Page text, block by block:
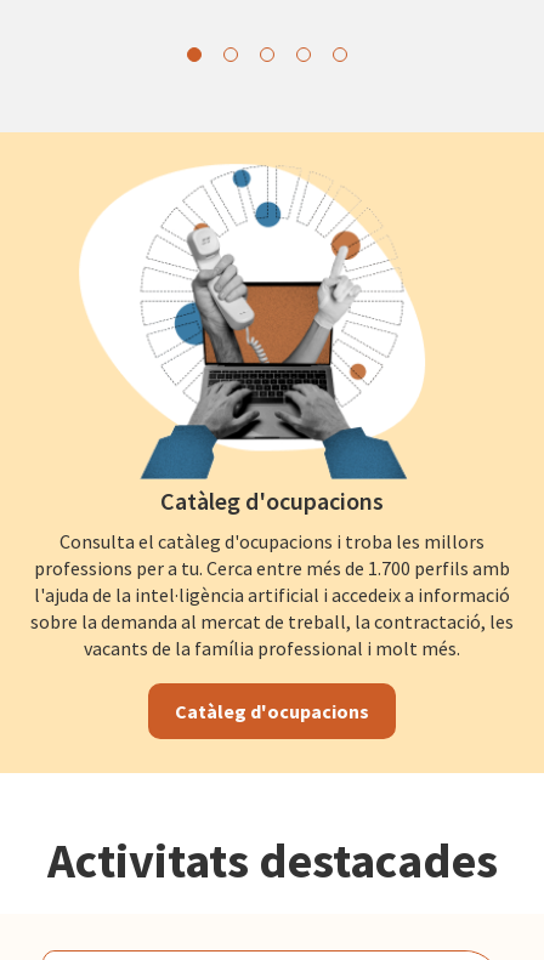
Catàleg d'ocupacions
Consulta el catàleg d'ocupacions i troba les millors
professions per a tu. Cerca entre més de 1.700 perfils amb
l'ajuda de la intel·ligència artificial i accedeix a informació
sobre la demanda al mercat de treball, la contractació, les
vacants de la família professional i molt més.
Catàleg d'ocupacions
Activitats destacades